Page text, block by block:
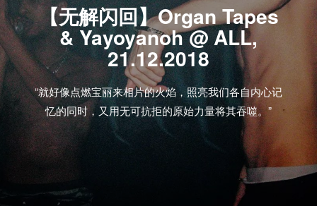
【无解闪回】Organ Tapes
& Yayoyanoh @ ALL,
21.12.2018
“就好像点燃宝丽来相片的火焰，照亮我们各自内心记
忆的同时，又用无可抗拒的原始力量将其吞噬。”